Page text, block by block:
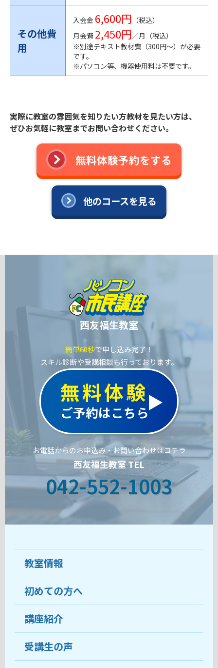
その他費
用
入会金 6,600円 （税込）
月会費 2,450円／月（税込）
※別途テキスト教材費（300円〜）が必要
です。
※パソコン等、機器使用料は不要です。
実際に教室の雰囲気を知りたい方教材を見たい方は、
ぜひお気軽に教室までお問い合わせください。
無料体験予約をする
他のコースを見る
西友福生教室
簡単60秒で申し込み完了！
スキル診断や受講相談も行っております。
無料体験
ご予約はこちら
お電話からのお申込み・お問い合わせはコチラ
西友福生教室 TEL
042-552-1003
教室情報
教室について
受講生の声
おすすめ・人気の講座
初めての方へ
ココがおすすめ
料金
講座紹介
受講生の声